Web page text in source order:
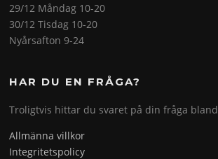
29/12 Måndag 10-20
30/12 Tisdag 10-20
Nyårsafton 9-24
HAR DU EN FRÅGA?
Troligtvis hittar du svaret på din fråga bland
Allmänna villkor
Integritetspolicy